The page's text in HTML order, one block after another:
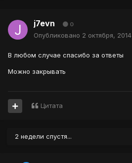
j7evn 0
Опубликовано 2 октября, 2014
В любом случае спасибо за ответы
Можно закрывать
Цитата
2 недели спустя...